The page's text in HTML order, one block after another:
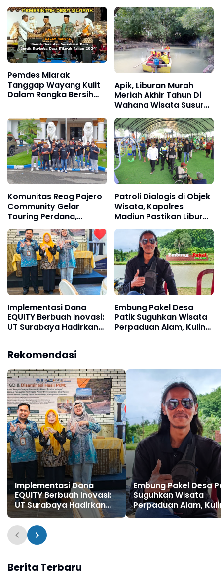
Pemdes Mlarak
Tanggap Wayang Kulit
Dalam Rangka Bersih
Mlarak Tahun 2024
Apik, Liburan Murah
Meriah Akhir Tahun Di
Wahana Wisata Susur
Sungai Sambil
Menikmati Bothok Batok
Kuliner Khas Kali
Cangkring Madiun
Komunitas Reog Pajero
Community Gelar
Touring Perdana,
Eksplorasi Keindahan
Alam Pesisir Jalur Lintas
Selatan
Patroli Dialogis di Objek
Wisata, Kapolres
Madiun Pastikan Libur
Lebaran Aman dan
Nyaman
Implementasi Dana
EQUITY Berbuah Inovasi:
UT Surabaya Hadirkan
Masa Depan Pariwisata
Pesisir Sumenep
Embung Pakel Desa
Patik Suguhkan Wisata
Perpaduan Alam, Kuliner
Rekomendasi
Implementasi Dana
EQUITY Berbuah Inovasi:
UT Surabaya Hadirkan
Model Community Based
Tourism untuk Masa
Depan Pariwisata Pesisir
Sumenep
Embung Pakel Desa
Suguhkan Wisata
Perpaduan Alam,
dan Hiburan
Berita Terbaru